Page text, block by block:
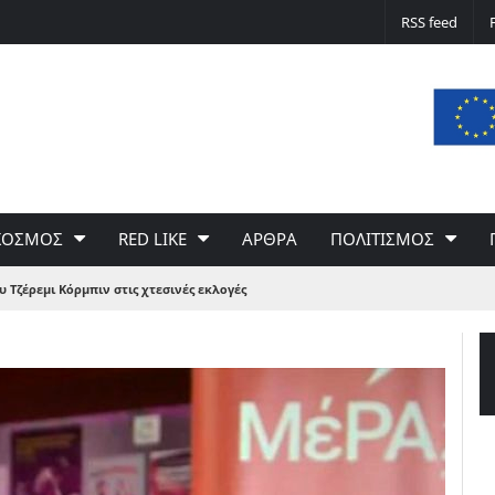
Δε φταίει ο άνεμος… Φταίει η πολιτική
του Γιώργου Σαχίνη
RSS feed
RED LIKE ΑΡΘΡΑ ΠΟΛΙΤΙΣΜΟΣ
Τζέρεμι Κόρμπιν στις χτεσινές εκλογές